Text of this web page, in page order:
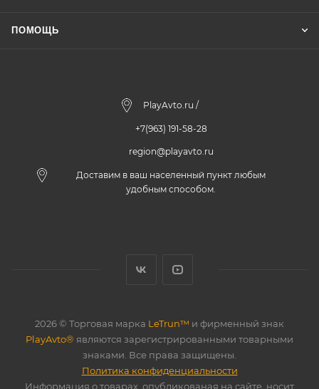
ПОМОЩЬ
PlayAvto.ru /
+7(963) 191-58-28
region@playavto.ru
Доставим в ваш населенный пункт любым
удобным способом.
2026 © Торговая марка LeTrun™ и фирменный знак
PlayAvto® являются зарегистрированными товарными
знаками. Все права защищены.
Политика конфиденциальности
Информация о товарах, опубликованая на сайте, носит